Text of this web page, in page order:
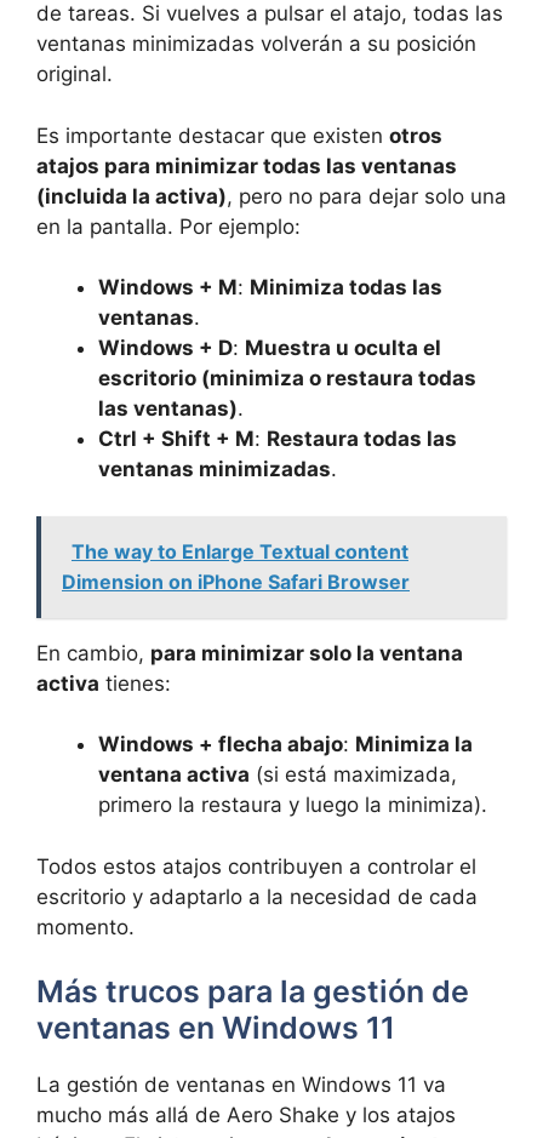
de tareas. Si vuelves a pulsar el atajo, todas las
ventanas minimizadas volverán a su posición
original.
Es importante destacar que existen otros
atajos para minimizar todas las ventanas
(incluida la activa), pero no para dejar solo una
en la pantalla. Por ejemplo:
Windows + M: Minimiza todas las
ventanas.
Windows + D: Muestra u oculta el
escritorio (minimiza o restaura todas
las ventanas).
Ctrl + Shift + M: Restaura todas las
ventanas minimizadas.
The way to Enlarge Textual content
Dimension on iPhone Safari Browser
En cambio, para minimizar solo la ventana
activa tienes:
Windows + flecha abajo: Minimiza la
ventana activa (si está maximizada,
primero la restaura y luego la minimiza).
Todos estos atajos contribuyen a controlar el
escritorio y adaptarlo a la necesidad de cada
momento.
Más trucos para la gestión de
ventanas en Windows 11
La gestión de ventanas en Windows 11 va
mucho más allá de Aero Shake y los atajos